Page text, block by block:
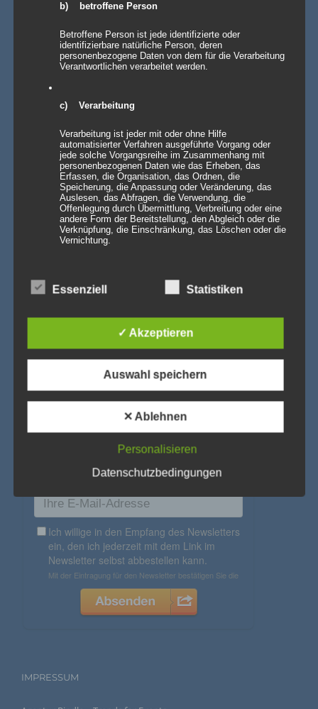
– Wenn die Technik verschwindet und die Marken
strahlen – Traversenhussen
Traversenhussen: Die elegante Lösung für technische Konstruktionen
Vom Gentlemen’s Club zum Eventhighlight – wie
Die Stehtischhusse GALACTICA im Chesterfield Style bringt
den ikonischen Gentlemen’s-Club-Charme [...]Weiterlesen »
Wenn eine ganze Stadt im Halloween-Fieber ist…
Willkommen in Arnstadt! Zum 25. Mal verwandelt sich
Arnstadt zur [...] Weiterlesen »
IMPRESSUM
b) betroffene Person
Betroffene Person ist jede identifizierte oder
identifizierbare natürliche Person, deren
personenbezogene Daten von dem für die Verarbeitung
Verantwortlichen verarbeitet werden.
c) Verarbeitung
Verarbeitung ist jeder mit oder ohne Hilfe
automatisierter Verfahren ausgeführte Vorgang oder
jede solche Vorgangsreihe im Zusammenhang mit
personenbezogenen Daten wie das Erheben, das
Erfassen, die Organisation, das Ordnen, die
Speicherung, die Anpassung oder Veränderung, das
Auslesen, das Abfragen, die Verwendung, die
Offenlegung durch Übermittlung, Verbreitung oder eine
andere Form der Bereitstellung, den Abgleich oder die
Verknüpfung, die Einschränkung, das Löschen oder die
Vernichtung.
d) Einschränkung der Verarbeitung
gespeicherter personenbezogener Daten mit dem Ziel,
ihre künftige Verarbeitung einzuschränken.
e) Profiling
diese personenbezogenen Daten verwendet werden,
insbesondere, um Aspekte bezüglich Arbeitsleistung,
Vorlieben, Interessen, Zuverlässigkeit, Verhalten,
Aufenthaltsort oder Ortswechsel dieser natürlichen
f) Pseudonymisierung
Pseudonymisierung ist die Verarbeitung
personenbezogener Daten in einer Weise, auf welche
die personenbezogenen Daten ohne Hinzuziehung
zusätzlicher Informationen nicht mehr einer
spezifischen betroffenen Person zugeordnet werden
können, sofern diese zusätzlichen Informationen
g) Verantwortlicher oder für die Verarbeitung
Essenziell Statistiken
✓ Akzeptieren
Auswahl speichern
✕ Ablehnen
Personalisieren
Datenschutzbedingungen